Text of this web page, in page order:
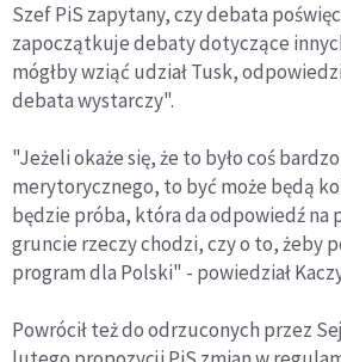
Szef PiS zapytany, czy debata
zapoczątkuje debaty dotyczące
mógłby wziąć udział Tusk,
debata wystarczy".
"Jeżeli okaże się, że to było coś
merytorycznego, to być może będą
będzie próba, która da odpowiedź na
gruncie rzeczy chodzi, czy o to, żeby
program dla Polski" - powiedział
Powrócił też do odrzuconych przez